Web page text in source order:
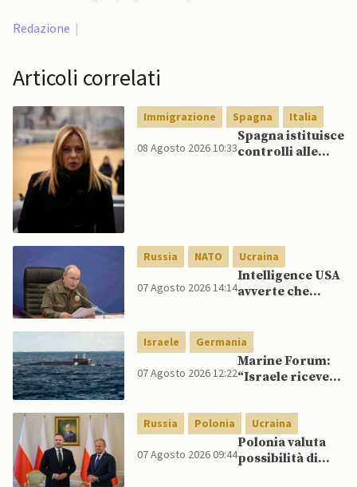
Redazione |
Articoli correlati
Immigrazione Spagna Italia
08 Agosto 2026 10:33
Spagna istituisce
controlli alle
spagnoli
Russia NATO Ucraina
07 Agosto 2026 14:14
Intelligence USA
avverte che
mentre è ancora
impegnato in
Ucraina
Israele Germania
07 Agosto 2026 12:22
Marine Forum:
“Israele riceve
Drakon dopo 14
anni”
Russia Polonia Ucraina
07 Agosto 2026 09:44
Polonia valuta
possibilità di